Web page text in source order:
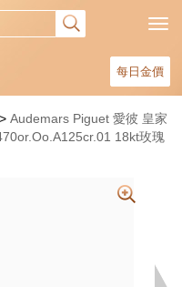
每日金價
Audemars Piguet 愛彼 皇家
18kt玫瑰